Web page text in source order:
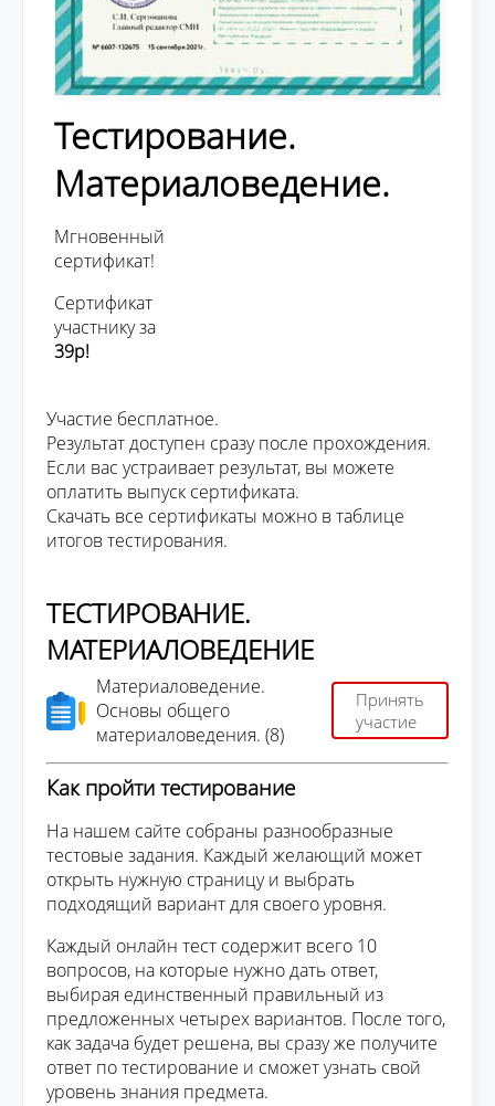
Тестирование.
Материаловедение.
Мгновенный
сертификат!
Сертификат
участнику за
39р!
Участие бесплатное.
Результат доступен сразу после прохождения.
Если вас устраивает результат, вы можете
оплатить выпуск сертификата.
Скачать все сертификаты можно в таблице
итогов тестирования.
ТЕСТИРОВАНИЕ.
МАТЕРИАЛОВЕДЕНИЕ
Материаловедение.
Основы общего
материаловедения. (8)
Принять
участие
Как пройти тестирование
На нашем сайте собраны разнообразные
тестовые задания. Каждый желающий может
открыть нужную страницу и выбрать
подходящий вариант для своего уровня.
Каждый онлайн тест содержит всего 10
вопросов, на которые нужно дать ответ,
выбирая единственный правильный из
предложенных четырех вариантов. После того,
как задача будет решена, вы сразу же получите
ответ по тестирование и сможет узнать свой
уровень знания предмета.